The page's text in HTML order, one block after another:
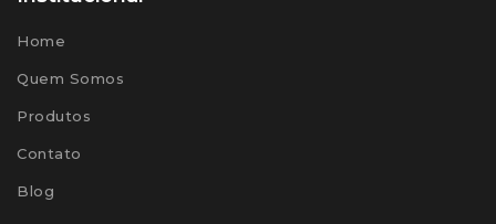
Home
Quem Somos
Produtos
Contato
Blog